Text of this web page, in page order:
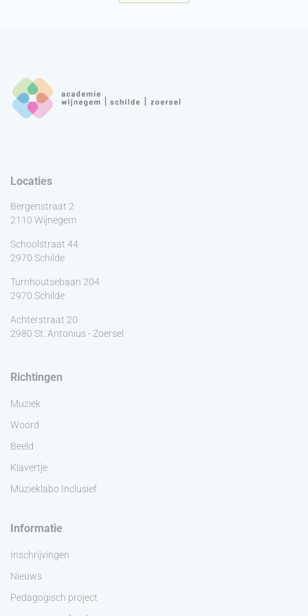
Locaties
Bergenstraat 2
2110 Wijnegem
Schoolstraat 44
2970 Schilde
Turnhoutsebaan 204
2970 Schilde
Achterstraat 20
2980 St. Antonius - Zoersel
Richtingen
Muziek
Woord
Beeld
Klavertje
Muzieklabo Inclusief
Informatie
Inschrijvingen
Nieuws
Pedagogisch project